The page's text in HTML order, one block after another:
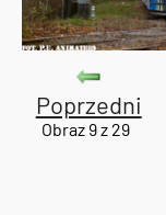
Poprzedni
Obraz 9 z 29